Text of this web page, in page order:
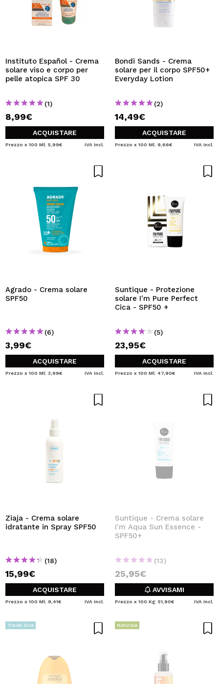
Instituto Español - Crema
solare viso e corpo per
pelle atopica SPF 30
(1)
8,99€
ACQUISTARE
Prezzo x 100 Ml: 5,99€ IVA Incl.
Bondi Sands - Crema
solare per il corpo SPF50+
Everyday Lotion
(2)
14,49€
ACQUISTARE
Prezzo x 100 Ml: 9,66€ IVA Incl.
Agrado - Crema solare
SPF50
(6)
3,99€
ACQUISTARE
Prezzo x 100 Ml: 3,99€ IVA Incl.
Suntique - Protezione
solare I'm Pure Perfect
Cica - SPF50 +
(5)
23,95€
ACQUISTARE
Prezzo x 100 Ml: 47,90€ IVA Incl.
Ziaja - Crema solare
idratante in Spray SPF50
(18)
15,99€
ACQUISTARE
Prezzo x 100 Ml: 9,41€ IVA Incl.
Suntique - Crema solare
I'm Aqua Sun Essence -
SPF50+
(13)
25,95€
AVVISAMI
Prezzo x 100 Kg: 51,90€ IVA Incl.
Travel Size Naturale